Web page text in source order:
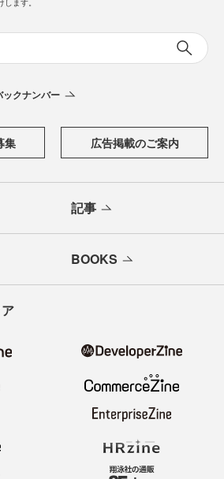
らAI活用、キャリアまで、ソフトウェア開発にかかわる
べての人の学びと成長を支える最新情報と実践知をお届
記事
BOOKS